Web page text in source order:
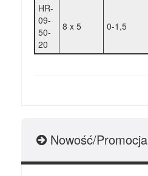
HR-
09-
50-
20
8 x 5 0-1,5
Nowość/Promocja